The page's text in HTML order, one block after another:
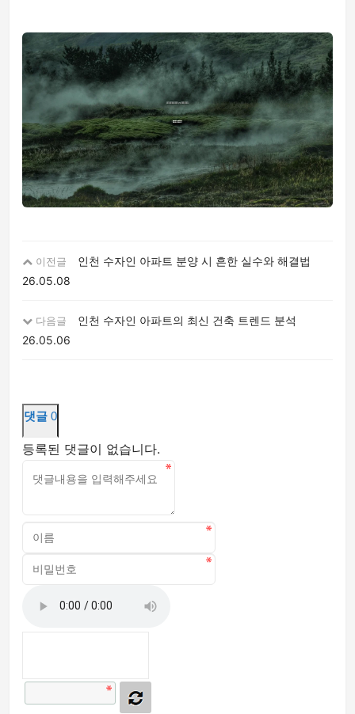
이전글
인천 수자인 아파트 분양 시 흔한 실수와 해결법
26.05.08
다음글
인천 수자인 아파트의 최신 건축 트렌드 분석
26.05.06
댓글 0
등록된 댓글이 없습니다.